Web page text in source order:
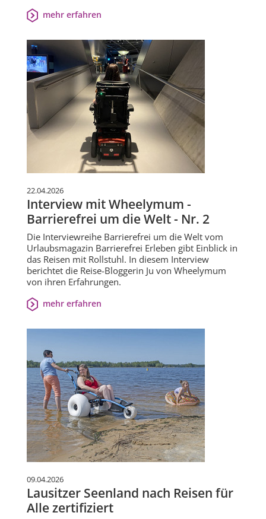
mehr erfahren
22.04.2026
Interview mit Wheelymum -
Barrierefrei um die Welt - Nr. 2
Die Interviewreihe Barrierefrei um die Welt vom
Urlaubsmagazin Barrierefrei Erleben gibt Einblick in
das Reisen mit Rollstuhl. In diesem Interview
berichtet die Reise-Bloggerin Ju von Wheelymum
von ihren Erfahrungen.
mehr erfahren
09.04.2026
Lausitzer Seenland nach Reisen für
Alle zertifiziert